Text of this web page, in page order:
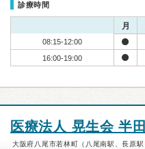
診療時間
月
08:15-12:00
16:00-19:00
医療法人 晃生会 半
大阪府八尾市若林町（八尾南駅、長原駅